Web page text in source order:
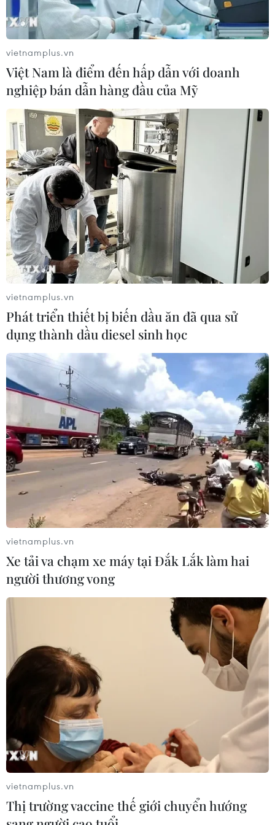
vietnamplus.vn
Việt Nam là điểm đến hấp dẫn với doanh
nghiệp bán dẫn hàng đầu của Mỹ
vietnamplus.vn
Phát triển thiết bị biến dầu ăn đã qua sử
dụng thành dầu diesel sinh học
vietnamplus.vn
Xe tải va chạm xe máy tại Đắk Lắk làm hai
người thương vong
vietnamplus.vn
Thị trường vaccine thế giới chuyển hướng